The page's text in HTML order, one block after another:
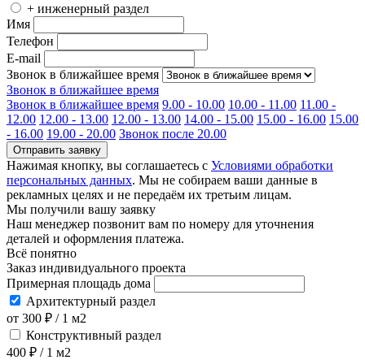
+ инженерный раздел
Имя
Телефон
E-mail
Звонок в ближайшее время
Звонок в ближайшее время
Звонок в ближайшее время 9.00 - 10.00 10.00 - 11.00 11.00 -
12.00 12.00 - 13.00 12.00 - 13.00 14.00 - 15.00 15.00 - 16.00 15.00
- 16.00 19.00 - 20.00 Звонок после 20.00
Отправить заявку
Нажимая кнопку, вы соглашаетесь с Условиями обработки
персональных данных. Мы не собираем ваши данные в
рекламных целях и не передаём их третьим лицам.
Мы получили вашу заявку
Наш менеджер позвонит вам по номеру для уточнения
деталей и оформления платежа.
Всё понятно
Заказ индивидуального проекта
Примерная площадь дома
Архитектурный раздел
от 300 ₽ / 1 м2
Конструктивный раздел
400 ₽ / 1 м2